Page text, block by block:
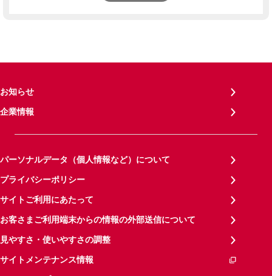
お知らせ
企業情報
パーソナルデータ（個人情報など）について
プライバシーポリシー
サイトご利用にあたって
お客さまご利用端末からの情報の外部送信について
見やすさ・使いやすさの調整
サイトメンテナンス情報